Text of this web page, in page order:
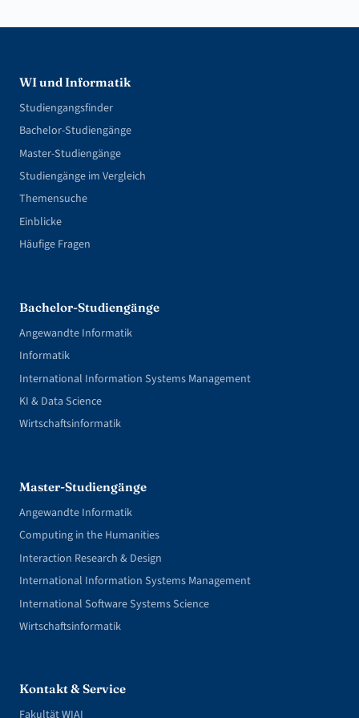
WI und Informatik
Studiengangsfinder
Bachelor-Studiengänge
Master-Studiengänge
Studiengänge im Vergleich
Themensuche
Einblicke
Häufige Fragen
Bachelor-Studiengänge
Angewandte Informatik
Informatik
International Information Systems Management
KI & Data Science
Wirtschaftsinformatik
Master-Studiengänge
Angewandte Informatik
Computing in the Humanities
Interaction Research & Design
International Information Systems Management
International Software Systems Science
Wirtschaftsinformatik
Kontakt & Service